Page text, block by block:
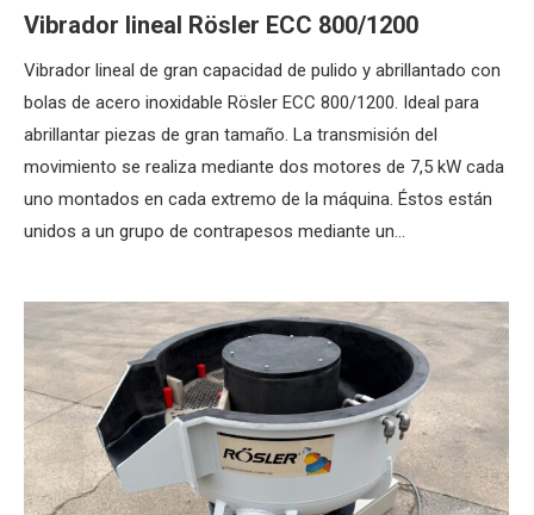
Vibrador lineal Rösler ECC 800/1200
Vibrador lineal de gran capacidad de pulido y abrillantado con
bolas de acero inoxidable Rösler ECC 800/1200. Ideal para
abrillantar piezas de gran tamaño. La transmisión del
movimiento se realiza mediante dos motores de 7,5 kW cada
uno montados en cada extremo de la máquina. Éstos están
unidos a un grupo de contrapesos mediante un…